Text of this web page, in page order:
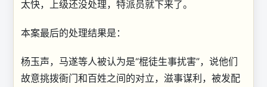
太快，上级还没处理，特派员就下来了。
本案最后的处理结果是：
杨玉声，马遂等人被认为是“棍徒生事扰害”，说他们
故意挑拨衙门和百姓之间的对立，滋事谋利，被发配